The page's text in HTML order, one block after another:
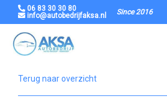
06 83 30 30 80
info@autobedrijfaksa.nl
Since 2016
Terug naar overzicht